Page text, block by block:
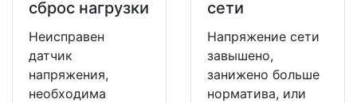
сброс нагрузки
Неисправен
датчик
напряжения,
необходима
сети
Напряжение сети
завышено,
занижено больше
норматива, или